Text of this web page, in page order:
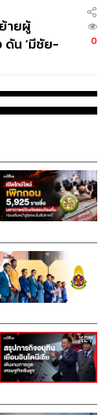
ายผู้
ดัน ‘มีชัย-
0